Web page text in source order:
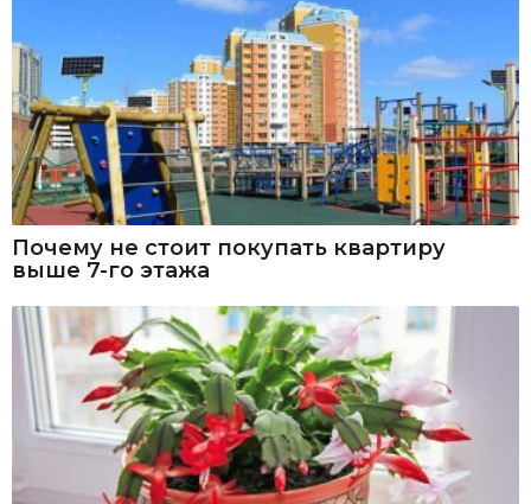
Почему не стоит покупать квартиру
выше 7-го этажа